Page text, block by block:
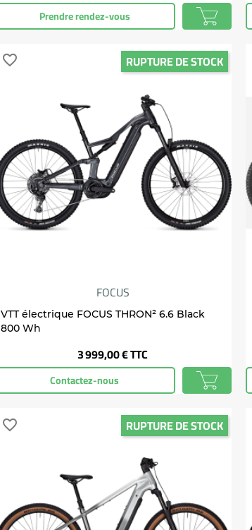
Prendre rendez-vous
FOCUS
VTT électrique FOCUS THRON² 6.6 Black
800 Wh
Prix
3 999,00 €TTC
Contactez-nous
RUPTURE DE STOCK
favorite_border
RUPTURE DE STOCK
favorite_border